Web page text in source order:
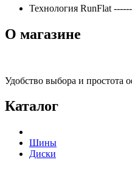
Технология RunFlat
О магазине
Удобство выбора и простота
Каталог
Шины
Диски